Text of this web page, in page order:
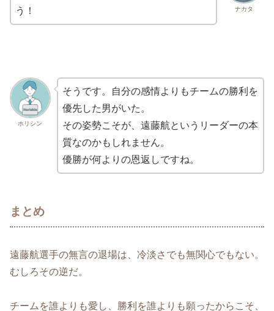
ナカタ
う！
ホリシン
そうです。自分の感情よりもチームの勝利を
優先した男がいた。
その姿勢こそが、遠藤航というリーダーの本
質なのかもしれません。
優勝が何よりの恩返しですね。
まとめ
遠藤航選手の無言の退場は、冷淡さでも無関心でもない。
むしろその逆だ。
チームを誰よりも愛し、勝利を誰よりも願ったからこそ、